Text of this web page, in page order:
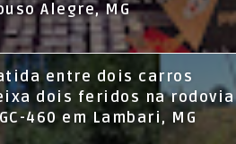
Alegre, MG
entre dois carros
dois feridos na rodovia
460 em Lambari, MG